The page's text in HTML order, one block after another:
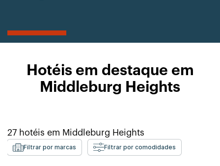
Hotéis em destaque em
Middleburg Heights
27 hotéis em Middleburg Heights
Filtrar por marcas Filtrar por comodidades